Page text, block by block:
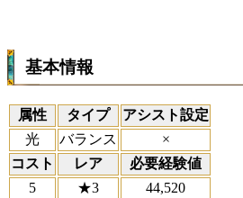
基本情報
属性 タイプ
アシスト設定
光
バランス
×
コスト
レア
必要経験値
5
★3 44,520